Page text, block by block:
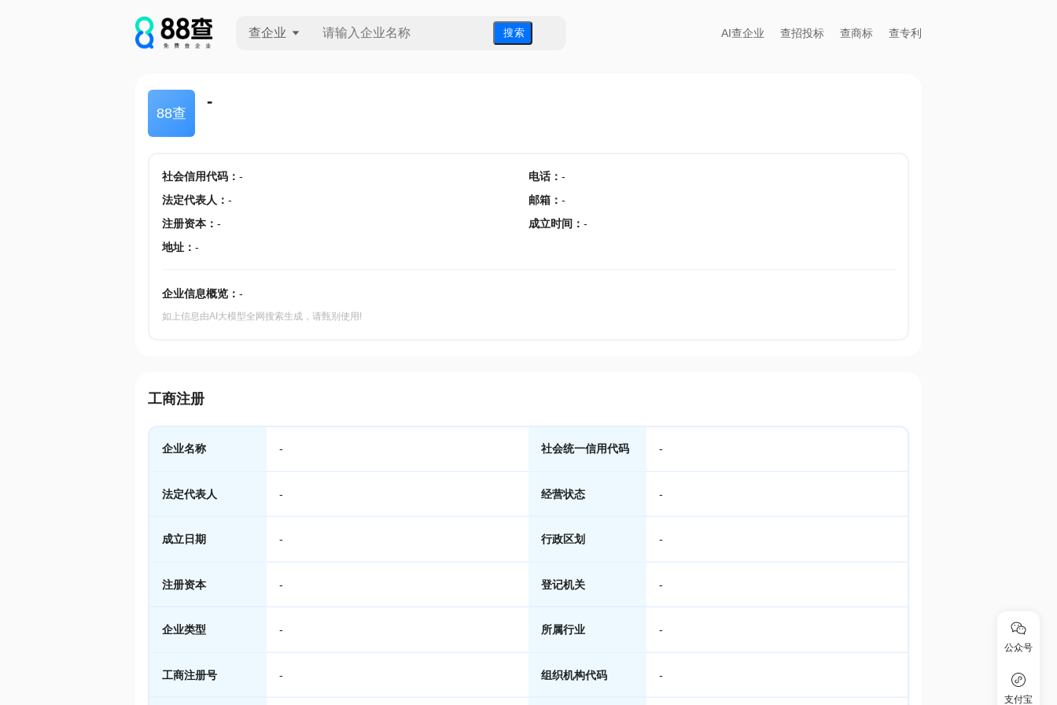
查企业 搜 索 AI查企业 查招投标 查商标 查专利
88查
-
社会信用代码： - 电话： -
法定代表人 ： - 邮箱 ： -
注册资本： - 成立时间 ： -
地址： -
企业信息概览： -
如上信息由AI大模型全网搜索生成，请甄别使用!
工商注册
企业名称 - 社会统一信用代码 -
法定代表人 - 经营状态 -
成立日期 - 行政区划 -
注册资本 - 登记机关 -
企业类型 - 所属行业 -
工商注册号 - 组织机构代码 -
公众号
支付宝